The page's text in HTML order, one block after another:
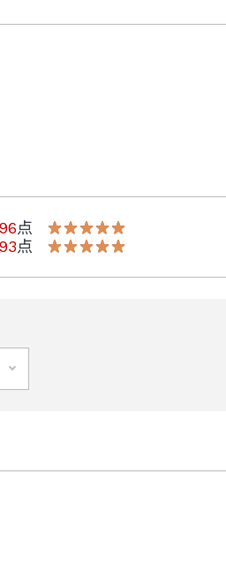
96点
93点